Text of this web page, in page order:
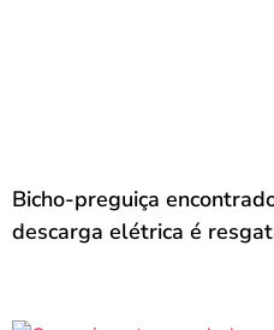
Bicho-preguiça
descarga elétrica é